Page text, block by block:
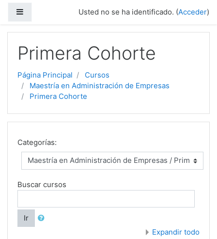
Usted no se ha identificado. (Acceder)
Primera Cohorte
Página Principal
Cursos
Maestría en Administración de Empresas
Primera Cohorte
Categorías:
Buscar cursos
Ir
Expandir todo